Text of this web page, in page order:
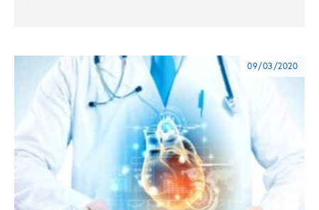
09/03/2020